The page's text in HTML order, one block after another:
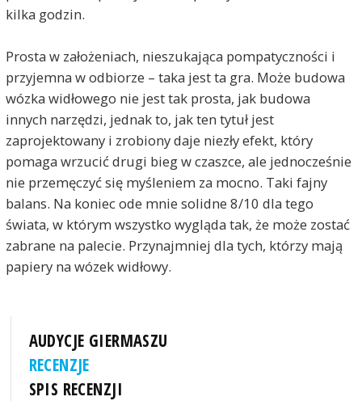
kilka godzin.
Prosta w założeniach, nieszukająca pompatyczności i
przyjemna w odbiorze – taka jest ta gra. Może budowa
wózka widłowego nie jest tak prosta, jak budowa
innych narzędzi, jednak to, jak ten tytuł jest
zaprojektowany i zrobiony daje niezły efekt, który
pomaga wrzucić drugi bieg w czaszce, ale jednocześnie
nie przemęczyć się myśleniem za mocno. Taki fajny
balans. Na koniec ode mnie solidne 8/10 dla tego
świata, w którym wszystko wygląda tak, że może zostać
zabrane na palecie. Przynajmniej dla tych, którzy mają
papiery na wózek widłowy.
AUDYCJE GIERMASZU
RECENZJE
SPIS RECENZJI